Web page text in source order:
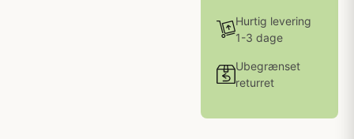
Hurtig levering
1-3 dage
Ubegrænset
returret